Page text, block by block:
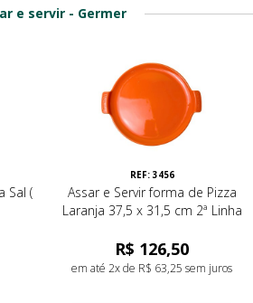
e servir - Germer
Sal (
REF: 3456
Assar e Servir forma de Pizza
Laranja 37,5 x 31,5 cm 2ª Linha
R$ 126,50
em até 2x de R$ 63,25 sem juros